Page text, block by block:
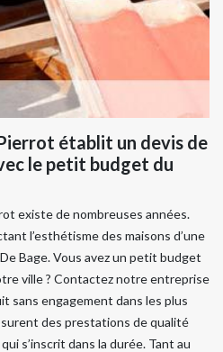
établit un devis de
le petit budget du
existe de nombreuses années.
l’esthétisme des maisons d’une
Bage. Vous avez un petit budget
ville ? Contactez notre entreprise
sans engagement dans les plus
des prestations de qualité
s’inscrit dans la durée. Tant au